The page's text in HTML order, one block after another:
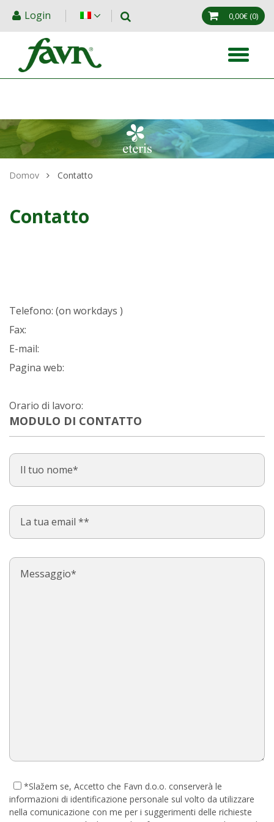
Login 0,00€(0)
Domov Contatto
Contatto
Telefono: (on workdays )
Fax:
E-mail:
Pagina web:
Orario di lavoro:
MODULO DI CONTATTO
*Slažem se, Accetto che Favn d.o.o. conserverà le
informazioni di identificazione personale sul volto da utilizzare
nella comunicazione con me per i suggerimenti delle richieste